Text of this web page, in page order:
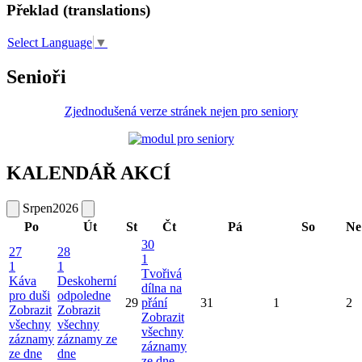
Překlad (translations)
Select Language ▼
Senioři
Zjednodušená verze stránek nejen pro seniory
KALENDÁŘ AKCÍ
Srpen2026
Po
Út St Čt Pá So
Ne
27
1
Káva
pro duši
Zobrazit
všechny
záznamy
ze dne
28
1
Deskoherní
odpoledne
Zobrazit
všechny
záznamy ze
dne
29
30
1
Tvořivá
dílna na
přání
Zobrazit
všechny
záznamy
31 1 2